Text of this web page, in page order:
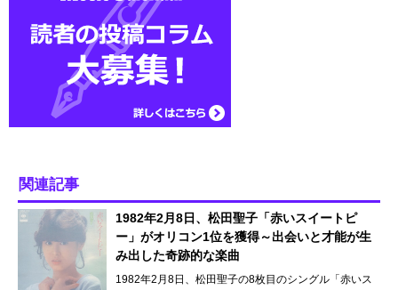
関連記事
1982年2月8日、松田聖子「赤いスイートピ
ー」がオリコン1位を獲得～出会いと才能が生
み出した奇跡的な楽曲
1982年2月8日、松田聖子の8枚目のシングル「赤いス